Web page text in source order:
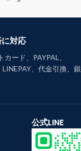
対応
カード、PAYPAL、
LINEPAY、代金引換、銀
公式LINE